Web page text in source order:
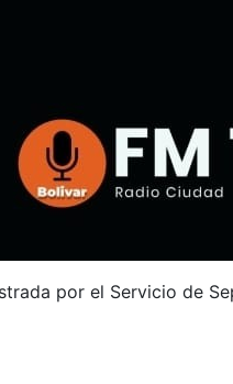
por el Servicio de